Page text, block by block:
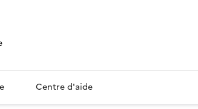
Centre d'aide